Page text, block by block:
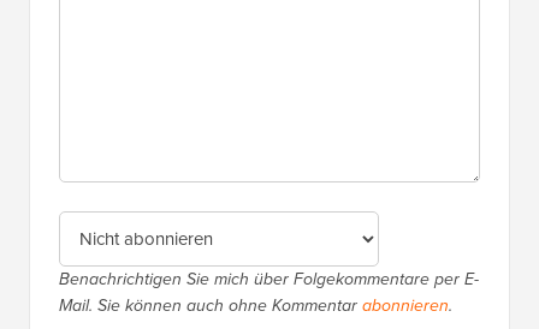
Benachrichtigen Sie mich über Folgekommentare per E-
Mail. Sie können auch ohne Kommentarabonnieren.